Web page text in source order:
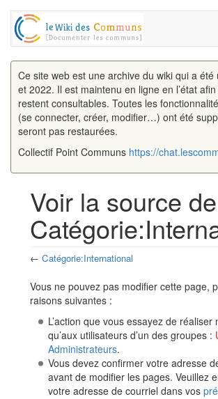
Ce site web est une archive du wiki qui a été
et 2022. Il est maintenu en ligne en l’état
restent consultables. Toutes les
(se connecter, créer, modifier…) ont été
seront pas restaurées.
Collectif Point Communs https://
Voir la source de
← Catégorie:International
Vous ne pouvez pas modifier cette page,
raisons suivantes :
L’action que vous essayez de réaliser
qu’aux utilisateurs d’un des groupes :
Administrateurs.
Vous devez confirmer votre adresse
avant de modifier les pages. Veuillez
votre adresse de courriel dans vos